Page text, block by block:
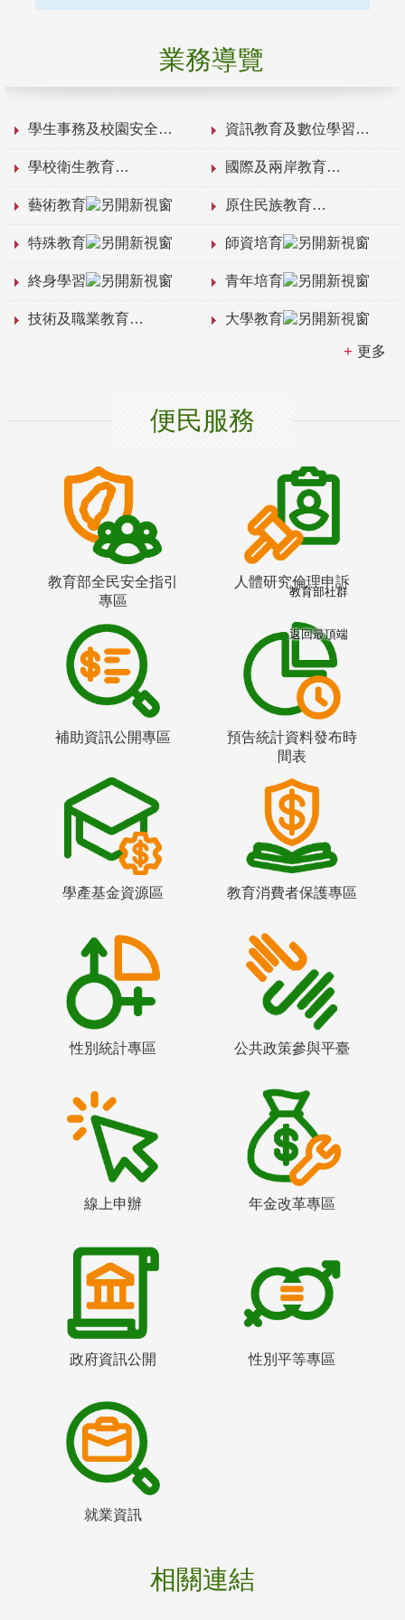
業務導覽
學生事務及校園安全 資訊教育及數位學習
學校衛生教育 國際及兩岸教育
藝術教育 原住民族教育
特殊教育 師資培育
終身學習 青年培育
技術及職業教育 大學教育
更多
便民服務
教育部全民安全指引
專區
人體研究倫理申訴
補助資訊公開專區
預告統計資料發布時
間表
學產基金資源區 教育消費者保護專區
性別統計專區 公共政策參與平臺
線上申辦 年金改革專區
政府資訊公開 性別平等專區
就業資訊
相關連結
教育部社群
返回最頂端